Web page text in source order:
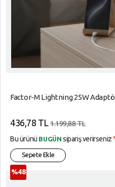
Factor-M Lightning 25W
436,78 TL 1.199,88 TL
Bu ürünü BUGÜN sipariş verirseniz
Sepete Ekle
%48